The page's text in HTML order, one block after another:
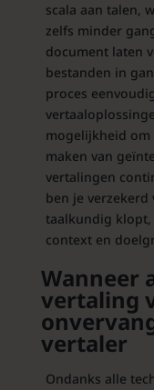
scala aan talen,
zelfs minder
document laten
bestanden in
proces
mogelijkheid om
maken van
vertalingen
ben je
taalkundig
context en
Wanneer
vertaling
vertaler
Ondanks alle